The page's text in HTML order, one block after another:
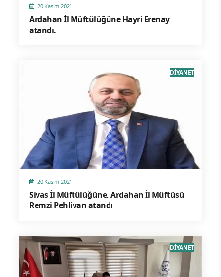
20 Kasım 2021
Ardahan İl Müftülüğüne Hayri Erenay
atandı.
20 Kasım 2021
Sivas İl Müftülüğüne, Ardahan İl Müftüsü
Remzi Pehlivan atandı
DİYANET
DİYANET